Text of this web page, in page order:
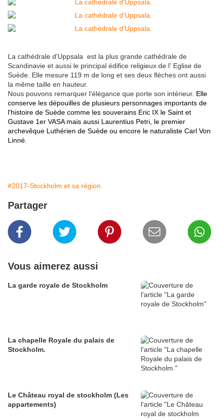
La cathédrale d'Uppsala est la plus grande cathédrale de
Scandinavie et aussi le principal édifice religieux de l' Eglise de
Suède. Elle mesure 119 m de long et ses deux flèches ont aussi
la même taille en hauteur.
Nous pouvons remarquer l'élégance que porte son intérieur. Elle
conserve les dépouilles de plusieurs personnages importants de
l'histoire de Suède comme les souverains Eric IX le Saint et
Gustave 1er VASA mais aussi Laurentius Petri, le premier
archevêque Luthérien de Suède ou encore le naturaliste Carl Von
Linné.
#2017-Stockholm et sa région
Partager
Vous aimerez aussi
La garde royale de Stockholm
La chapelle Royale du palais de
Stockholm.
Le Château royal de stockholm (Les
appartements)